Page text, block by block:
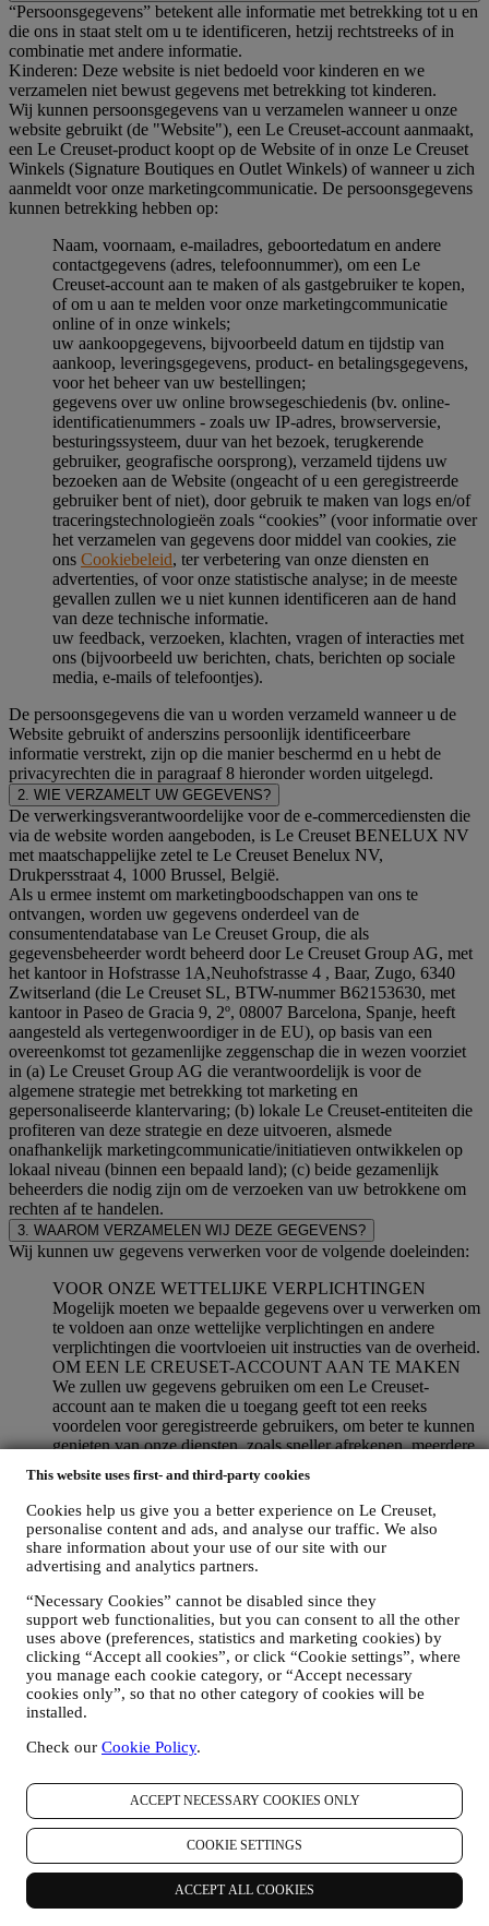
This website uses first- and third-party cookies
Cookies help us give you a better experience on Le Creuset,
personalise content and ads, and analyse our traffic. We also
share information about your use of our site with our
advertising and analytics partners.
“Necessary Cookies” cannot be disabled since they
support web functionalities, but you can consent to all the other
uses above (preferences, statistics and marketing cookies) by
clicking “Accept all cookies”, or click “Cookie settings”, where
you manage each cookie category, or “Accept necessary
cookies only”, so that no other category of cookies will be
installed.
Check our Cookie Policy.
ACCEPT NECESSARY COOKIES ONLY
COOKIE SETTINGS
ACCEPT ALL COOKIES
“Persoonsgegevens” betekent alle informatie met betrekking tot u en
die ons in staat stelt om u te identificeren, hetzij rechtstreeks of in
combinatie met andere informatie.
Kinderen: Deze website is niet bedoeld voor kinderen en we
verzamelen niet bewust gegevens met betrekking tot kinderen.
Wij kunnen persoonsgegevens van u verzamelen wanneer u onze
website gebruikt (de "Website"), een Le Creuset-account aanmaakt,
een Le Creuset-product koopt op de Website of in onze Le Creuset
Winkels (Signature Boutiques en Outlet Winkels) of wanneer u zich
aanmeldt voor onze marketingcommunicatie. De persoonsgegevens
kunnen betrekking hebben op:
Naam, voornaam, e-mailadres, geboortedatum en andere
contactgegevens (adres, telefoonnummer), om een Le
Creuset-account aan te maken of als gastgebruiker te kopen,
of om u aan te melden voor onze marketingcommunicatie
online of in onze winkels;
uw aankoopgegevens, bijvoorbeeld datum en tijdstip van
aankoop, leveringsgegevens, product- en betalingsgegevens,
voor het beheer van uw bestellingen;
gegevens over uw online browsegeschiedenis (bv. online-
identificatienummers - zoals uw IP-adres, browserversie,
besturingssysteem, duur van het bezoek, terugkerende
gebruiker, geografische oorsprong), verzameld tijdens uw
bezoeken aan de Website (ongeacht of u een geregistreerde
gebruiker bent of niet), door gebruik te maken van logs en/of
traceringstechnologieën zoals “cookies” (voor informatie over
het verzamelen van gegevens door middel van cookies, zie
ons Cookiebeleid, ter verbetering van onze diensten en
advertenties, of voor onze statistische analyse; in de meeste
gevallen zullen we u niet kunnen identificeren aan de hand
van deze technische informatie.
uw feedback, verzoeken, klachten, vragen of interacties met
ons (bijvoorbeeld uw berichten, chats, berichten op sociale
media, e-mails of telefoontjes).
De persoonsgegevens die van u worden verzameld wanneer u de
Website gebruikt of anderszins persoonlijk identificeerbare
informatie verstrekt, zijn op die manier beschermd en u hebt de
privacyrechten die in paragraaf 8 hieronder worden uitgelegd.
2. WIE VERZAMELT UW GEGEVENS?
De verwerkingsverantwoordelijke voor de e-commercediensten die
via de website worden aangeboden, is Le Creuset BENELUX NV
met maatschappelijke zetel te Le Creuset Benelux NV,
Drukpersstraat 4, 1000 Brussel, België.
Als u ermee instemt om marketingboodschappen van ons te
ontvangen, worden uw gegevens onderdeel van de
consumentendatabase van Le Creuset Group, die als
gegevensbeheerder wordt beheerd door Le Creuset Group AG, met
het kantoor in Hofstrasse 1A,Neuhofstrasse 4 , Baar, Zugo, 6340
Zwitserland (die Le Creuset SL, BTW-nummer B62153630, met
kantoor in Paseo de Gracia 9, 2º, 08007 Barcelona, Spanje, heeft
aangesteld als vertegenwoordiger in de EU), op basis van een
overeenkomst tot gezamenlijke zeggenschap die in wezen voorziet
in (a) Le Creuset Group AG die verantwoordelijk is voor de
algemene strategie met betrekking tot marketing en
gepersonaliseerde klantervaring; (b) lokale Le Creuset-entiteiten die
profiteren van deze strategie en deze uitvoeren, alsmede
onafhankelijk marketingcommunicatie/initiatieven ontwikkelen op
lokaal niveau (binnen een bepaald land); (c) beide gezamenlijk
beheerders die nodig zijn om de verzoeken van uw betrokkene om
rechten af te handelen.
3. WAAROM VERZAMELEN WIJ DEZE GEGEVENS?
Wij kunnen uw gegevens verwerken voor de volgende doeleinden:
VOOR ONZE WETTELIJKE VERPLICHTINGEN
Mogelijk moeten we bepaalde gegevens over u verwerken om
te voldoen aan onze wettelijke verplichtingen en andere
verplichtingen die voortvloeien uit instructies van de overheid.
OM EEN LE CREUSET-ACCOUNT AAN TE MAKEN
We zullen uw gegevens gebruiken om een Le Creuset-
account aan te maken die u toegang geeft tot een reeks
voordelen voor geregistreerde gebruikers, om beter te kunnen
genieten van onze diensten, zoals sneller afrekenen, meerdere
Elke verwerkingsactiviteit is vereist om ons in staat te stellen
deze diensten aan u als Le Creuset-accounthouder te leveren.
OM UW BESTELLINGEN TE BEHEREN EN OM ONZE
PRODUCTEN, DIENSTEN EN ASSISTENTIE AAN U
TE LEVEREN
relatie met u, uw aankoop van producten op de Website, uw
gebruik van de Website, eventuele latere hulp na de verkoop
of uw deelname aan onze wedstrijden te beheren. Mogelijk
moeten we bepaalde gegevens over u verwerken voor onze
administratieve doeleinden die verband houden met onze
contractuele relatie met u, zoals de boekhouding, facturering
en controle, verificatie van betaalkaarten, fraudescreening,
veiligheid, beveiliging, systeemtests, onderhoud en statistische
analyse. Af en toe moeten we mogelijk om administratieve of
operationele redenen contact met u opnemen. Bijvoorbeeld
om u een bevestiging van uw aankoop te sturen. We zullen
uw persoonsgegevens ook gebruiken om uw verzoeken te
beantwoorden die via onze Websiteformulieren of andere
vereist om ons in staat te stellen onze diensten aan u te
leveren. Wij kunnen uw gegevens verwerken op basis van